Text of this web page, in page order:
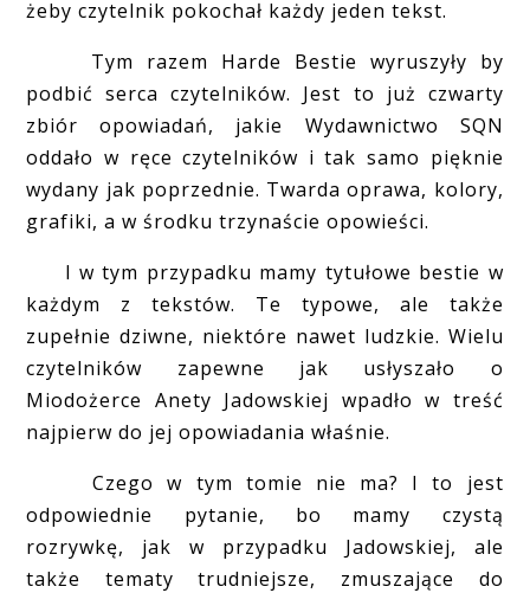
żeby czytelnik pokochał każdy jeden tekst.
Tym razem Harde Bestie wyruszyły by
podbić serca czytelników. Jest to już czwarty
zbiór opowiadań, jakie Wydawnictwo SQN
oddało w ręce czytelników i tak samo pięknie
wydany jak poprzednie. Twarda oprawa, kolory,
grafiki, a w środku trzynaście opowieści.
I w tym przypadku mamy tytułowe bestie w
każdym z tekstów. Te typowe, ale także
zupełnie dziwne, niektóre nawet ludzkie. Wielu
czytelników zapewne jak usłyszało o
Miodożerce Anety Jadowskiej wpadło w treść
najpierw do jej opowiadania właśnie.
Czego w tym tomie nie ma? I to jest
odpowiednie pytanie, bo mamy czystą
rozrywkę, jak w przypadku Jadowskiej, ale
także tematy trudniejsze, zmuszające do